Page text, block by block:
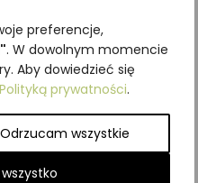
preferencje,
. W dowolnym momencie
Aby dowiedzieć się
Polityką prywatności.
Odrzucam wszystkie